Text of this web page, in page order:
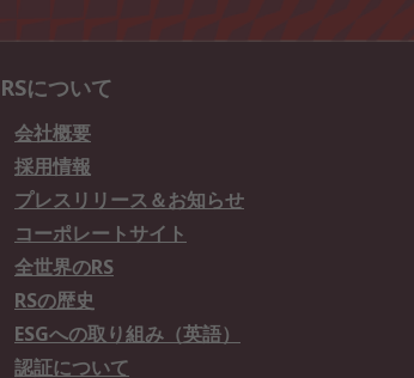
RSについて
会社概要
採用情報
プレスリリース＆お知らせ
コーポレートサイト
全世界のRS
RSの歴史
ESGへの取り組み（英語）
認証について